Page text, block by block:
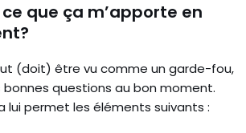
ce que ça m’apporte en
(doit) être vu comme un garde-fou,
bonnes questions au bon moment.
lui permet les éléments suivants :